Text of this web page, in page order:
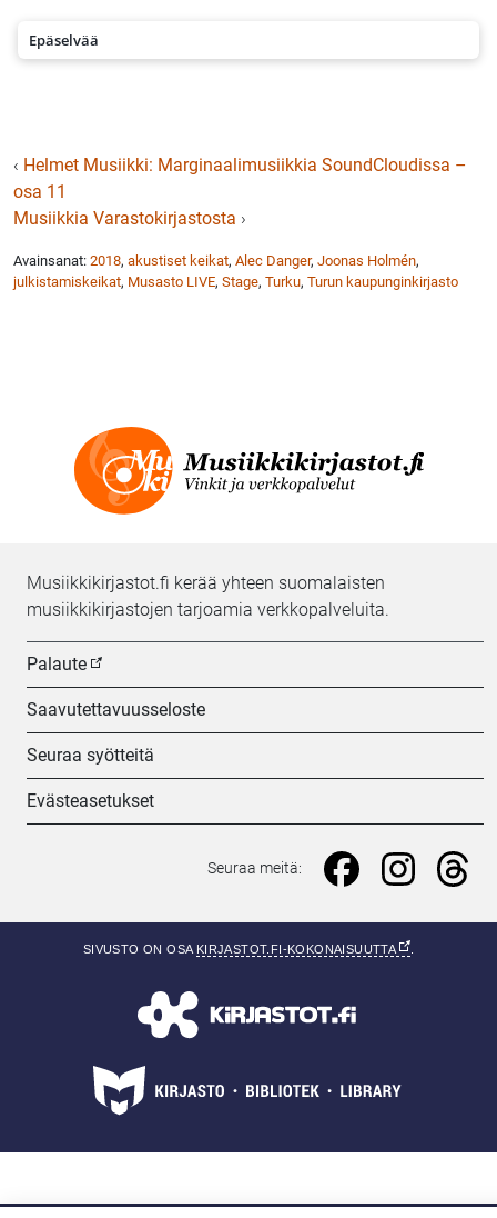
Epäselvää
‹ Helmet Musiikki: Marginaalimusiikkia SoundCloudissa –
osa 11
Musiikkia Varastokirjastosta ›
Avainsanat: 2018, akustiset keikat, Alec Danger, Joonas Holmén,
julkistamiskeikat, Musasto LIVE, Stage, Turku, Turun kaupunginkirjasto
Musiikkikirjastot.fi kerää yhteen suomalaisten
musiikkikirjastojen tarjoamia verkkopalveluita.
Palaute
Saavutettavuusseloste
Seuraa syötteitä
Evästeasetukset
Seuraa meitä: